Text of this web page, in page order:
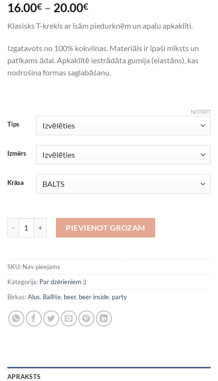
16.00€ – 20.00€
Klasisks T-krekls ar īsām piedurknēm un apaļu apkaklīti.
Izgatavots no 100% kokvilnas. Materiāls ir īpaši mīksts un
patīkams ādai. Apkaklītē iestrādāta gumija (elastāns), kas
nodrošina formas saglabāšanu.
Tips
Izmērs
Krāsa
NOTĪRĪT
PIEVIENOT GROZAM
SKU: Nav pieejams
Kategorija: Par dzērieniem :)
Birkas:Alus, Ballīte, beer, beer inside, party
APRAKSTS